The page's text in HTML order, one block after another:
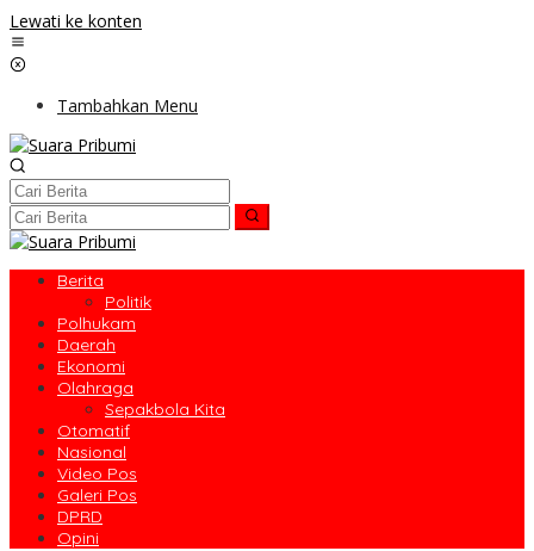
Lewati ke konten
Tambahkan Menu
Berita
Politik
Polhukam
Daerah
Ekonomi
Olahraga
Sepakbola Kita
Otomatif
Nasional
Video Pos
Galeri Pos
DPRD
Opini